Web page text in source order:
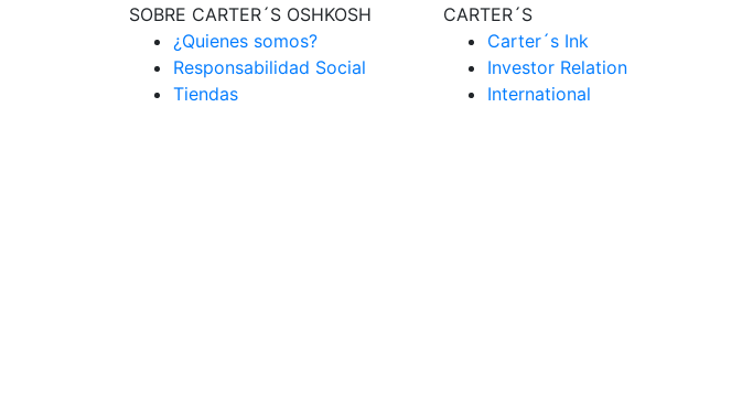
SOBRE CARTER´S OSHKOSH
¿Quienes somos?
Responsabilidad Social
Tiendas
CARTER´S
Carter´s Ink
Investor Relation
International